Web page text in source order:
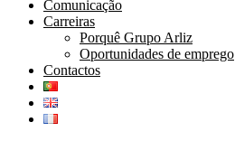
Comunicação
Carreiras
Porquê Grupo Arliz
Oportunidades de emprego
Contactos